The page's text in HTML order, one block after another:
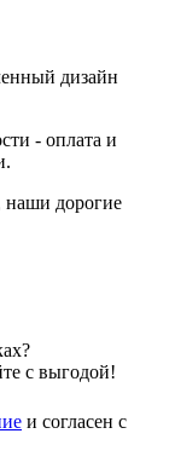
дизайн
- оплата и
наши дорогие
с выгодой!
и согласен с